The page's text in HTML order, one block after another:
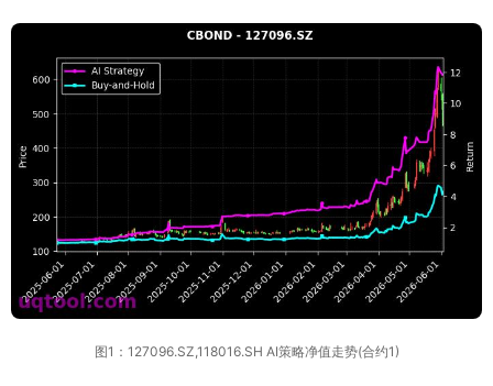
图1：127096.SZ,118016.SH AI策略净值走势(合约1)